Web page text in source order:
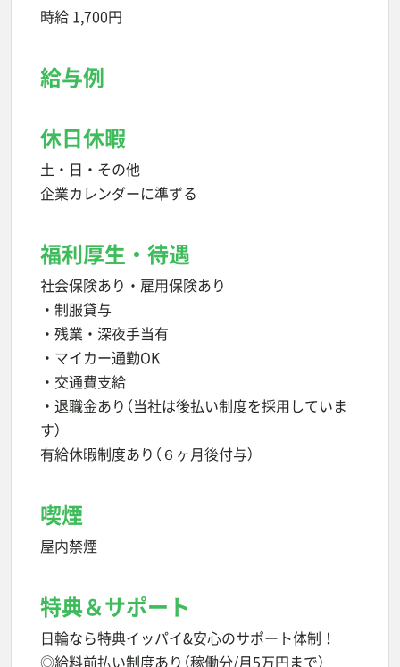
時給 1,700円
給与例
休日休暇
土・日・その他
企業カレンダーに準ずる
福利厚生・待遇
社会保険あり・雇用保険あり
・制服貸与
・残業・深夜手当有
・マイカー通勤OK
・交通費支給
・退職金あり（当社は後払い制度を採用していま
す）
有給休暇制度あり（６ヶ月後付与）
喫煙
屋内禁煙
特典＆サポート
日輪なら特典イッパイ&安心のサポート体制！
◎給料前払い制度あり（稼働分/月5万円まで）